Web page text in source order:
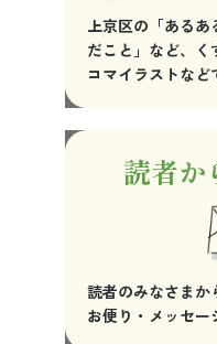
上京区の「あるあ
だこと」など、く
コマイラストなど
読者か
読者のみなさまか
お便り・メッセー